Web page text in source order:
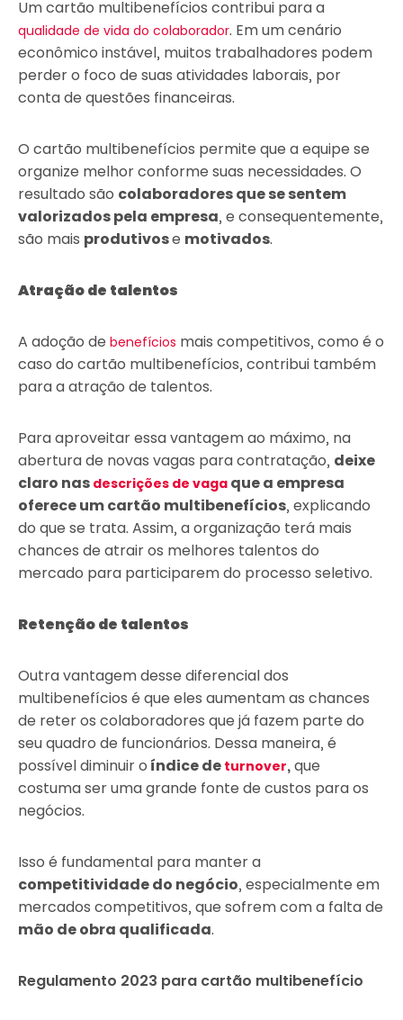
Um cartão multibenefícios contribui para a
qualidade de vida do colaborador. Em um cenário
econômico instável, muitos trabalhadores podem
perder o foco de suas atividades laborais, por
conta de questões financeiras.
O cartão multibenefícios permite que a equipe se
organize melhor conforme suas necessidades. O
resultado são colaboradores que se sentem
valorizados pela empresa, e consequentemente,
são mais produtivose motivados.
Atração de talentos
A adoção de benefícios mais competitivos, como é o
caso do cartão multibenefícios, contribui também
para a atração de talentos.
Para aproveitar essa vantagem ao máximo, na
abertura de novas vagas para contratação, deixe
claro nas descrições de vaga que a empresa
oferece um cartão multibenefícios, explicando
do que se trata. Assim, a organização terá mais
chances de atrair os melhores talentos do
mercado para participarem do processo seletivo.
Retenção de talentos
Outra vantagem desse diferencial dos
multibenefícios é que eles aumentam as chances
de reter os colaboradores que já fazem parte do
seu quadro de funcionários. Dessa maneira, é
possível diminuir o índice de turnover,que
costuma ser uma grande fonte de custos para os
negócios.
Isso é fundamental para manter a
competitividade do negócio, especialmente em
mercados competitivos, que sofrem com a falta de
mão de obra qualificada.
Regulamento 2023 para cartão multibenefício